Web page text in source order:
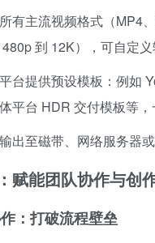
有主流视频格式（MP4
到 12K），可自定
台提供预设模板：例如
平台 HDR 交付模板等，
出至磁带、网络服务器
赋能团队协作与创
：打破流程壁垒